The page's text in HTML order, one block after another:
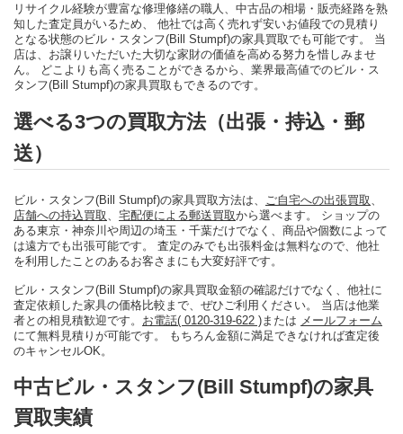
リサイクル経験が豊富な修理修繕の職人、中古品の相場・販売経路を熟
知した査定員がいるため、 他社では高く売れず安いお値段での見積り
となる状態のビル・スタンフ(Bill Stumpf)の家具買取でも可能です。 当
店は、お譲りいただいた大切な家財の価値を高める努力を惜しみませ
ん。 どこよりも高く売ることができるから、業界最高値でのビル・ス
タンフ(Bill Stumpf)の家具買取もできるのです。
選べる3つの買取方法（出張・持込・郵
送）
ビル・スタンフ(Bill Stumpf)の家具買取方法は、 ご自宅への出張買取
店舗への持込買取
宅配便による郵送買取から選べます。 ショップの
ある東京・神奈川や周辺の埼玉・千葉だけでなく、商品や個数によって
は遠方でも出張可能です。 査定のみでも出張料金は無料なので、他社
を利用したことのあるお客さまにも大変好評です。
ビル・スタンフ(Bill Stumpf)の家具買取金額の確認だけでなく、他社に
査定依頼した家具の価格比較まで、ぜひご利用ください。 当店は他業
者との相見積歓迎です。 お電話( 0120-319-622 ) または メールフォーム
にて無料見積りが可能です。 もちろん金額に満足できなければ査定後
のキャンセルOK。
中古ビル・スタンフ(Bill Stumpf)の家具
買取実績